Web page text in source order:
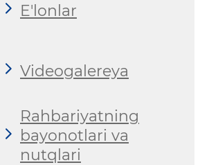
E'lonlar
Videogalereya
Rahbariyatning
bayonotlari va
nutqlari